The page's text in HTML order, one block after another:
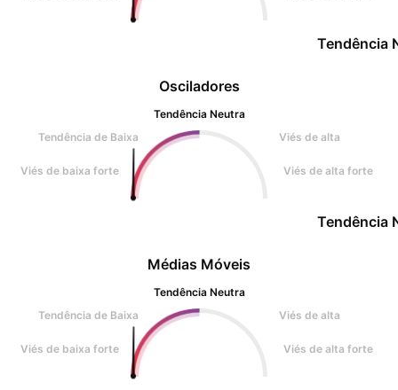
Osciladores
Tendência Neutra
Tendência de Baixa
Viés de alta
Viés de baixa forte Viés de alta forte
Tendência
Tendência
Médias Móveis
Tendência Neutra
Tendência de Baixa
Viés de alta
Viés de baixa forte Viés de alta forte